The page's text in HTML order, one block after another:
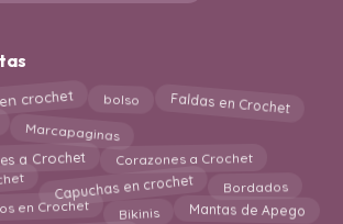
crochet bolso Faldas en Crochet
Marcapaginas
a Crochet Corazones a Crochet
Capuchas en crochet Bordados
en Crochet Bikinis Mantas de Apego